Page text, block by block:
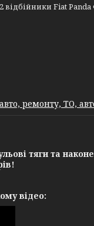
Fiat
ремонту, ТО,
тяги та
відео: